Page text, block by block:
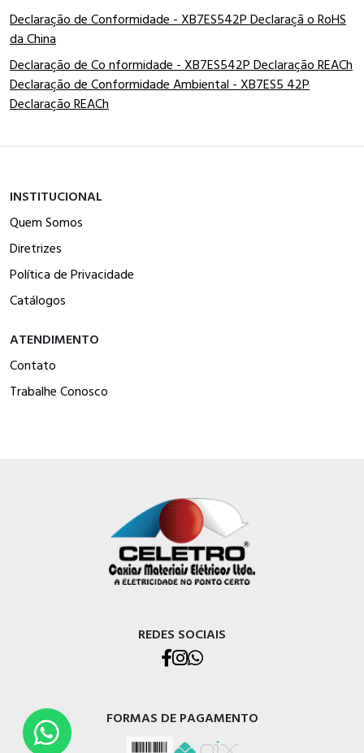
Declaração de Conformidade - XB7ES542P Declaraçã o RoHS
da China
Declaração de Co nformidade - XB7ES542P Declaração REACh
Declaração de Conformidade Ambiental - XB7ES5 42P
Declaração REACh
INSTITUCIONAL
Quem Somos
Diretrizes
Política de Privacidade
Catálogos
ATENDIMENTO
Contato
Trabalhe Conosco
REDES SOCIAIS
FORMAS DE PAGAMENTO